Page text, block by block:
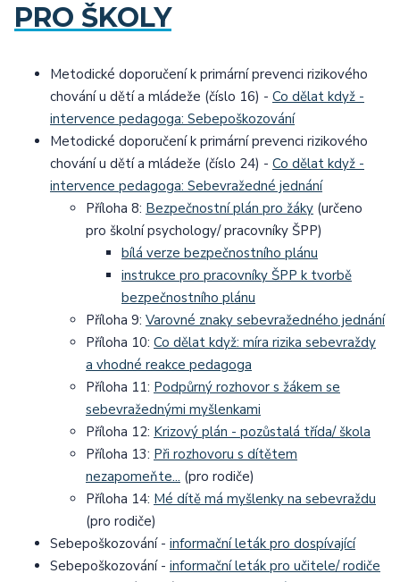
PRO ŠKOLY
Metodické doporučení k primární prevenci rizikového
chování u dětí a mládeže (číslo 16) - Co dělat když -
intervence pedagoga: Sebepoškozování
Metodické doporučení k primární prevenci rizikového
chování u dětí a mládeže (číslo 24) - Co dělat když -
intervence pedagoga: Sebevražedné jednání
Příloha 8: Bezpečnostní plán pro žáky (určeno
pro školní psychology/ pracovníky ŠPP)
bílá verze bezpečnostního plánu
instrukce pro pracovníky ŠPP k tvorbě
bezpečnostního plánu
Příloha 9: Varovné znaky sebevražedného jednání
Příloha 10: Co dělat když: míra rizika sebevraždy
a vhodné reakce pedagoga
Příloha 11: Podpůrný rozhovor s žákem se
sebevražednými myšlenkami
Příloha 12: Krizový plán - pozůstalá třída/ škola
Příloha 13: Při rozhovoru s dítětem
nezapomeňte... (pro rodiče)
Příloha 14: Mé dítě má myšlenky na sebevraždu
(pro rodiče)
Sebepoškozování - informační leták pro dospívající
Sebepoškozování - informační leták pro učitele/ rodiče